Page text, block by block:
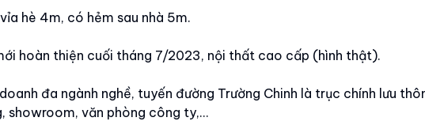
hè 4m, có hẻm sau nhà 5m.
hoàn thiện cuối tháng 7/2023, nội thất cao cấp (hình thật).
đa ngành nghề, tuyến đường Trường Chinh là trục chính lưu
showroom, văn phòng công ty,...